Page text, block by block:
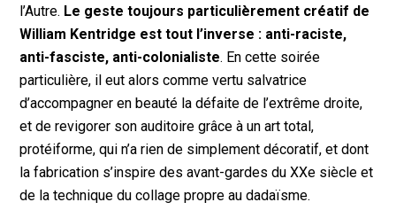
l’Autre. Le geste toujours particulièrement créatif de
William Kentridge est tout l’inverse : anti-raciste,
anti-fasciste, anti-colonialiste. En cette soirée
particulière, il eut alors comme vertu salvatrice
d’accompagner en beauté la défaite de l’extrême droite,
et de revigorer son auditoire grâce à un art total,
protéiforme, qui n’a rien de simplement décoratif, et dont
la fabrication s’inspire des avant-gardes du XXe siècle et
de la technique du collage propre au dadaïsme.